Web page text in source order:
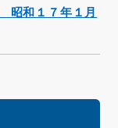
昭和１７年１月